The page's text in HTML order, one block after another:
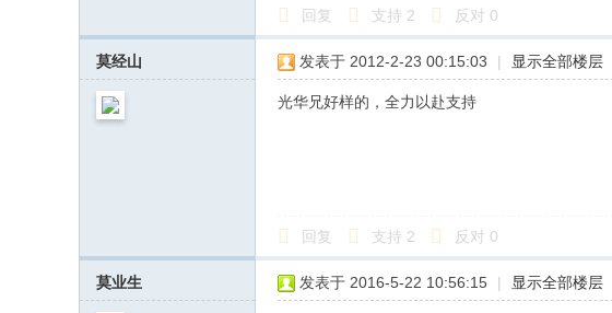
回复 支持 2 反对 0
莫经山 发表于 2012-2-23 00:15:03 | 显示全部楼层
光华兄好样的，全力以赴支持
回复 支持 2 反对 0
莫业生 发表于 2016-5-22 10:56:15 | 显示全部楼层